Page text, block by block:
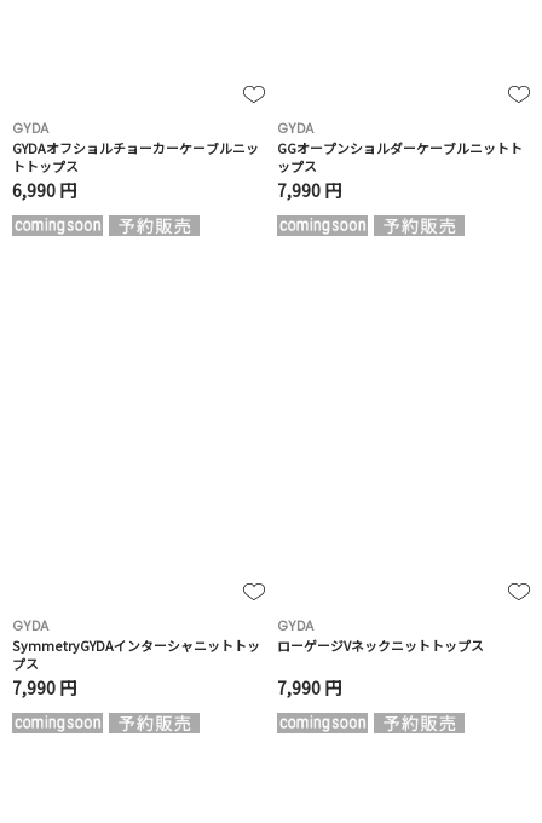
GYDA
GYDAオフショルチョーカーケーブルニッ
トトップス
6,990 円
GYDA
GGオープンショルダーケーブルニットト
ップス
7,990 円
GYDA
SymmetryGYDAインターシャニットトッ
プス
7,990 円
GYDA
ローゲージVネックニットトップス
7,990 円